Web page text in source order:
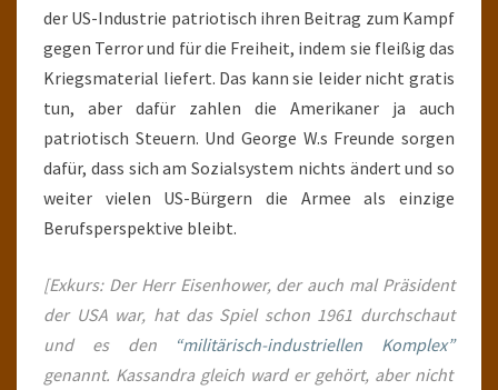
der US-Industrie patriotisch ihren Beitrag zum Kampf
gegen Terror und für die Freiheit, indem sie fleißig das
Kriegsmaterial liefert. Das kann sie leider nicht gratis
tun, aber dafür zahlen die Amerikaner ja auch
patriotisch Steuern. Und George W.s Freunde sorgen
dafür, dass sich am Sozialsystem nichts ändert und so
weiter vielen US-Bürgern die Armee als einzige
Berufsperspektive bleibt.
[Exkurs: Der Herr Eisenhower, der auch mal Präsident
der USA war, hat das Spiel schon 1961 durchschaut
und es den
“militärisch-industriellen Komplex”
genannt. Kassandra gleich ward er gehört, aber nicht